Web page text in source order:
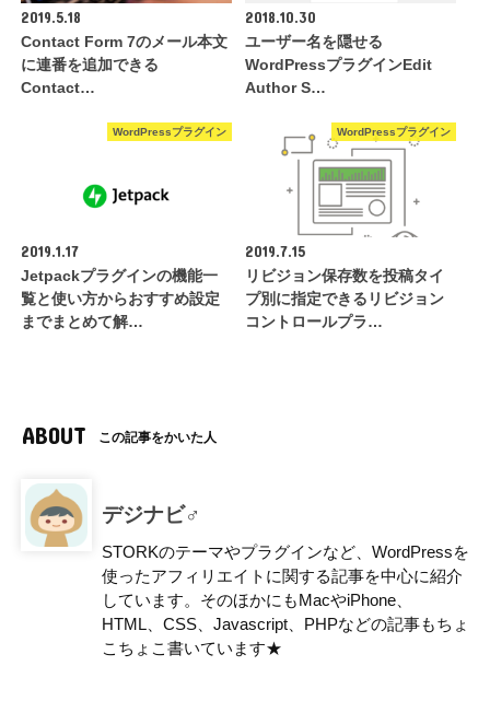
2019.5.18
Contact Form 7のメール本文
に連番を追加できる
Contact…
2018.10.30
ユーザー名を隠せる
WordPressプラグインEdit
Author S…
WordPressプラグイン
2019.1.17
Jetpackプラグインの機能一
覧と使い方からおすすめ設定
までまとめて解…
WordPressプラグイン
2019.7.15
リビジョン保存数を投稿タイ
プ別に指定できるリビジョン
コントロールプラ…
ABOUT この記事をかいた人
デジナビ♂
STORKのテーマやプラグインなど、WordPressを
使ったアフィリエイトに関する記事を中心に紹介
しています。そのほかにもMacやiPhone、
HTML、CSS、Javascript、PHPなどの記事もちょ
こちょこ書いています★